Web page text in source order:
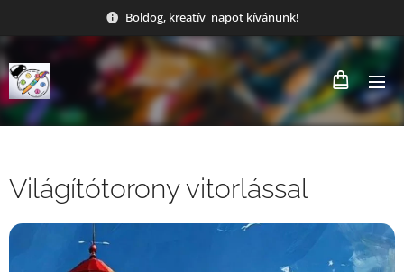
Boldog, kreatív napot kívánunk!
Világítótorony vitorlással